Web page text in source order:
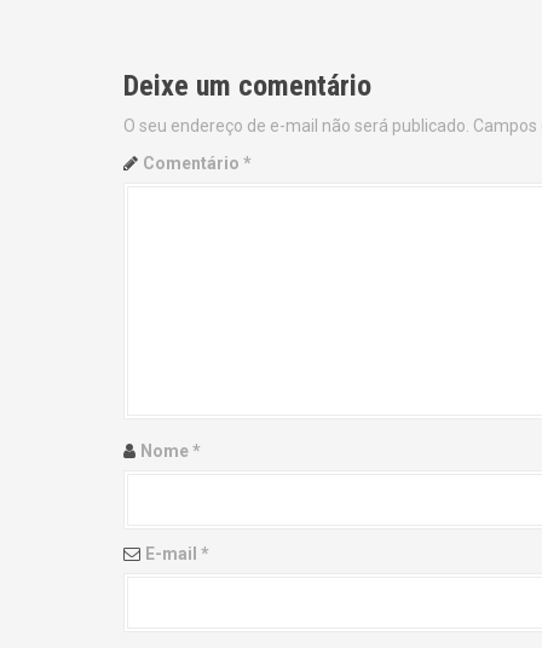
t
n
n
Deixe um comentário
O seu endereço de e-mail não será publicado.
Comentário *
Nome*
E-mail *